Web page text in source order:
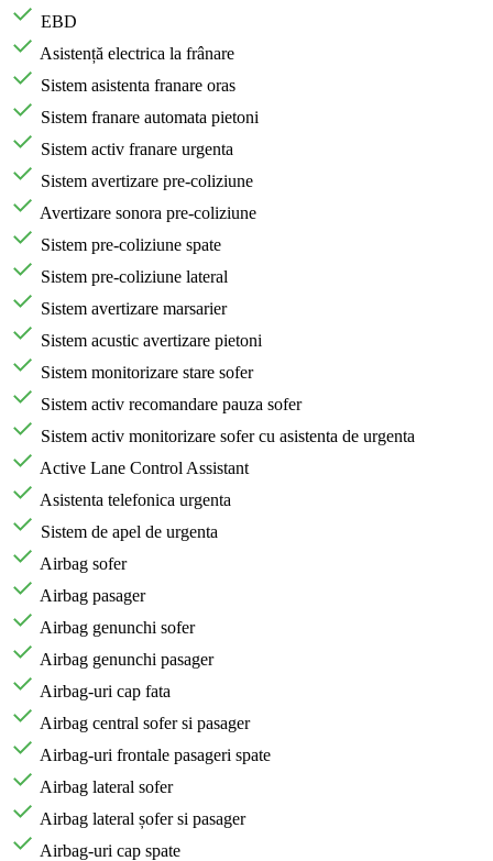
EBD
Asistență electrica la frânare
Sistem asistenta franare oras
Sistem franare automata pietoni
Sistem activ franare urgenta
Sistem avertizare pre-coliziune
Avertizare sonora pre-coliziune
Sistem pre-coliziune spate
Sistem pre-coliziune lateral
Sistem avertizare marsarier
Sistem acustic avertizare pietoni
Sistem monitorizare stare sofer
Sistem activ recomandare pauza sofer
Sistem activ monitorizare sofer cu asistenta de urgenta
Active Lane Control Assistant
Asistenta telefonica urgenta
Sistem de apel de urgenta
Airbag sofer
Airbag pasager
Airbag genunchi sofer
Airbag genunchi pasager
Airbag-uri cap fata
Airbag central sofer si pasager
Airbag-uri frontale pasageri spate
Airbag lateral sofer
Airbag lateral șofer si pasager
Airbag-uri cap spate